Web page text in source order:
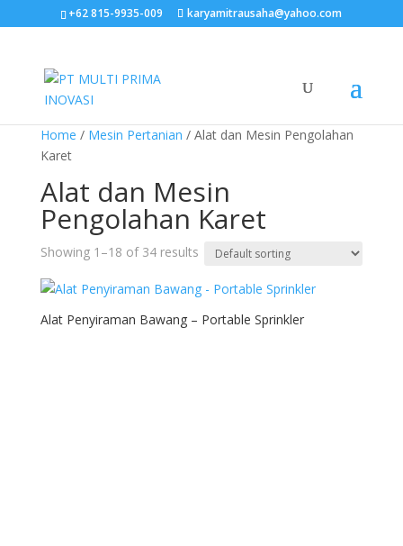
+62 815-9935-009 karyamitrausaha@yahoo.com
Home / Mesin Pertanian / Alat dan Mesin Pengolahan
Karet
Alat dan Mesin
Pengolahan Karet
Showing 1–18 of 34 results
Alat Penyiraman Bawang – Portable Sprinkler